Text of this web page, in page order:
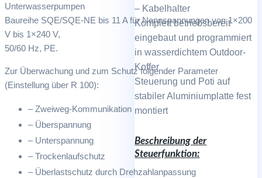
Unterwasserpumpen
Baureihe SQE/SQE-NE bis 11 A für Nennspannungen von 1×200
V bis 1×240 V,
50/60 Hz, PE.
Zur Überwachung und zum Schutz folgender Parameter
(Einstellung über R 100):
– Zweiweg-Kommunikation
– Überspannung
– Unterspannung
– Trockenlaufschutz
– Überlastschutz durch Drehzahlanpassung
– Kabelhalter
Komplett betriebsbereit
eingebaut und programmiert
in wasserdichtem Outdoor-
Koffer
Steuerung und Poti auf
stabiler Aluminiumplatte fest
montiert
Beschreibung der
Steuerfunktion: